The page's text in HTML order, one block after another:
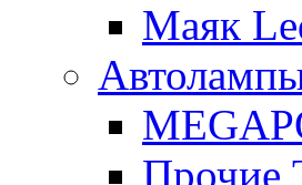
Маяк
Прочие